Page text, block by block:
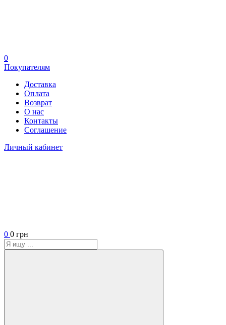
0
Покупателям
Доставка
Оплата
Возврат
О нас
Контакты
Соглашение
Личный кабинет
0 0 грн